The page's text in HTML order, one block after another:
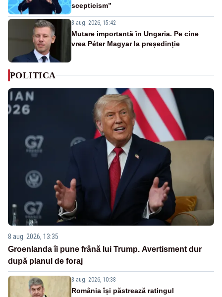
scepticism”
8 aug. 2026, 15:42
Mutare importantă în Ungaria. Pe cine
vrea Péter Magyar la președinție
POLITICA
8 aug. 2026, 13:35
Groenlanda îi pune frână lui Trump. Avertisment dur
după planul de foraj
8 aug. 2026, 10:38
România își păstrează ratingul